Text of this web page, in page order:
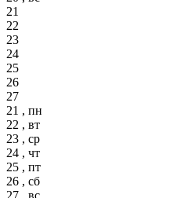
21
22
23
24
25
26
27
21 , пн
22 , вт
23 , ср
24 , чт
25 , пт
26 , сб
27 , вс